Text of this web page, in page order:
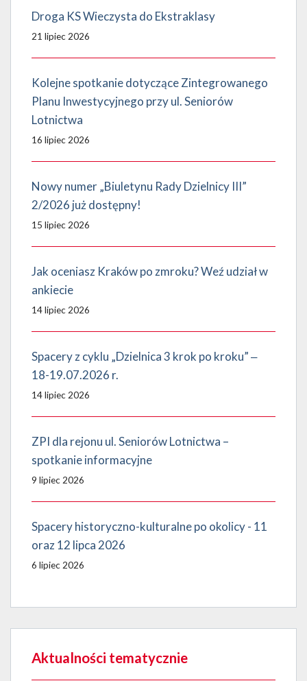
Droga KS Wieczysta do Ekstraklasy
21 lipiec 2026
Kolejne spotkanie dotyczące Zintegrowanego
Planu Inwestycyjnego przy ul. Seniorów
Lotnictwa
16 lipiec 2026
Nowy numer „Biuletynu Rady Dzielnicy III”
2/2026 już dostępny!
15 lipiec 2026
Jak oceniasz Kraków po zmroku? Weź udział w
ankiecie
14 lipiec 2026
Spacery z cyklu „Dzielnica 3 krok po kroku” ‒
18-19.07.2026 r.
14 lipiec 2026
ZPI dla rejonu ul. Seniorów Lotnictwa –
spotkanie informacyjne
9 lipiec 2026
Spacery historyczno-kulturalne po okolicy - 11
oraz 12 lipca 2026
6 lipiec 2026
Aktualności tematycznie